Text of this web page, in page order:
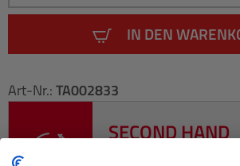
IN DEN
Art-Nr.:TA002833
SECOND HAND